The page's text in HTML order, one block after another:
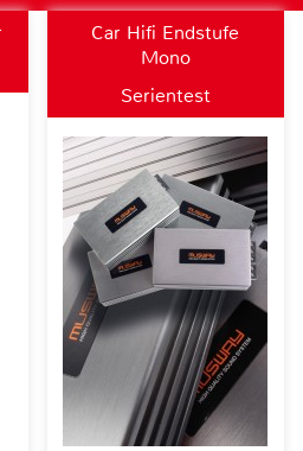
Car Hifi Endstufe
Mono
Serientest